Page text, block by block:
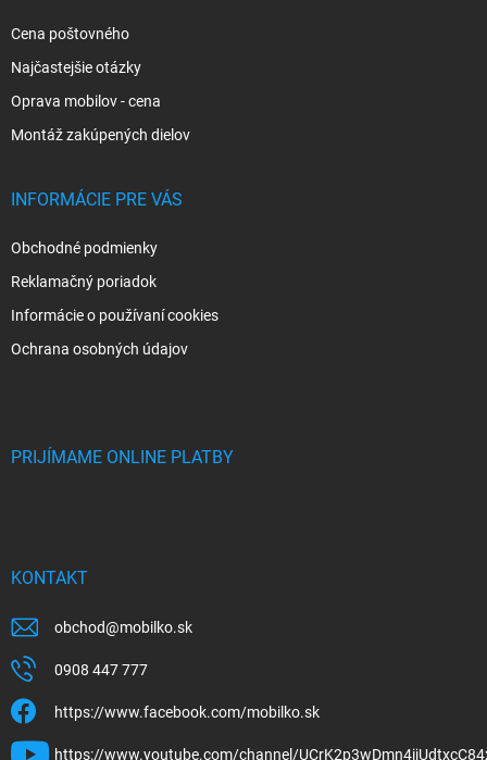
Cena poštovného
Najčastejšie otázky
Oprava mobilov - cena
Montáž zakúpených dielov
INFORMÁCIE PRE VÁS
Obchodné podmienky
Reklamačný poriadok
Informácie o používaní cookies
Ochrana osobných údajov
PRIJÍMAME ONLINE PLATBY
KONTAKT
obchod@mobilko.sk
0908 447 777
https://www.facebook.com/mobilko.sk
https://www.youtube.com/channel/